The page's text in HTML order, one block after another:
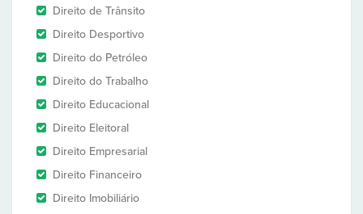
Direito de Trânsito
Direito Desportivo
Direito do Petróleo
Direito do Trabalho
Direito Educacional
Direito Eleitoral
Direito Empresarial
Direito Financeiro
Direito Imobiliário